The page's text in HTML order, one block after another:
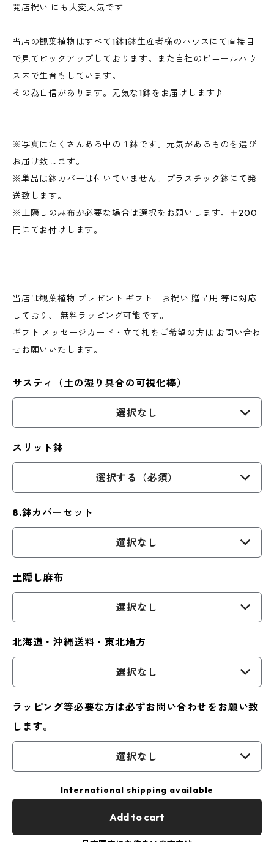
開店祝い にも大変人気です
当店の観葉植物はすべて1鉢1鉢生産者様のハウスにて直接目
で見てピックアップしております。また自社のビニールハウ
ス内で生育もしています。
その為自信があります。元気な1鉢をお届けします♪
※写真はたくさんある中の１鉢です。元気があるものを選び
お届け致します。
※単品は鉢カバーは付いていません。プラスチック鉢にて発
送致します。
※土隠しの麻布が必要な場合は選択をお願いします。＋200
円にてお付けします。
当店は観葉植物 プレゼント ギフト お祝い 贈呈用 等に対応
しており、 無料ラッピング可能です。
ギフト メッセージカード・立て札をご希望の方は お問い合わ
せお願いいたします。
サスティ（土の湿り具合の可視化棒）
選択なし
スリット鉢
選択する（必須）
8.鉢カバーセット
選択なし
土隠し麻布
選択なし
北海道・沖縄送料・東北地方
選択なし
ラッピング等必要な方は必ずお問い合わせをお願い致
します。
選択なし
International shipping available
Add to cart